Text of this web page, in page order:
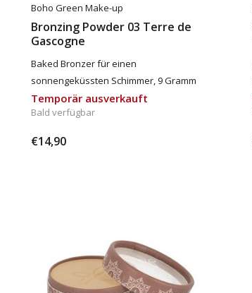
Boho Green Make-up
Bronzing Powder 03 Terre de
Gascogne
Baked Bronzer für einen
sonnengeküssten Schimmer, 9 Gramm
Temporär ausverkauft
Bald verfügbar
€14,90